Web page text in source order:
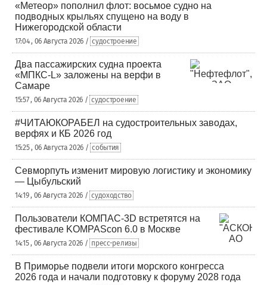
«Метеор» пополнил флот: восьмое судно на
подводных крыльях спущено на воду в
Нижегородской области
17:04 , 06 Августа 2026 / судостроение
Два пассажирских судна проекта
«МПКС-L» заложены на верфи в
Самаре
15:57 , 06 Августа 2026 / судостроение
#ЧИТАЮКОРАБЕЛ на судостроительных заводах,
верфях и КБ 2026 год
15:25 , 06 Августа 2026 / события
Севморпуть изменит мировую логистику и экономику
— Цыбульский
14:19 , 06 Августа 2026 / судоходство
Пользователи КОМПАС-3D встретятся на
фестивале KOMPAScon 6.0 в Москве
14:15 , 06 Августа 2026 / пресс-релизы
В Приморье подвели итоги морского конгресса
2026 года и начали подготовку к форуму 2028 года